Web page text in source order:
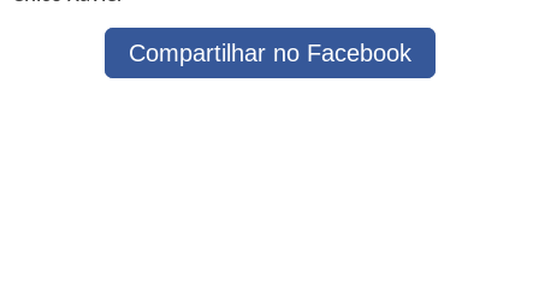
Compartilhar no Facebook